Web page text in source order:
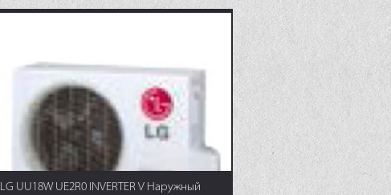
LG UU18W UE2R0 INVERTER V Наружный